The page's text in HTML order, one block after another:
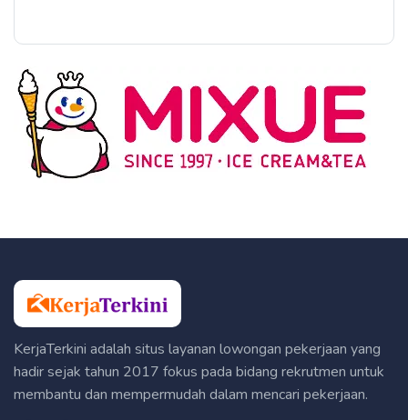
KerjaTerkini adalah situs layanan lowongan pekerjaan yang
hadir sejak tahun 2017 fokus pada bidang rekrutmen untuk
membantu dan mempermudah dalam mencari pekerjaan.